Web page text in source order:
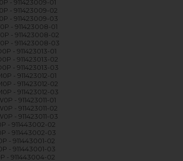
- 911423009-01
- 911423009-02
- 911423009-03
- 911423008-01
- 911423008-02
- 911423008-03
- 911423013-01
- 911423013-02
- 911423013-03
- 911423012-01
- 911423012-02
- 911423012-03
- 911423011-01
- 911423011-02
- 911423011-03
- 911443002-02
- 911443002-03
- 911443001-02
- 911443001-03
- 911443004-02